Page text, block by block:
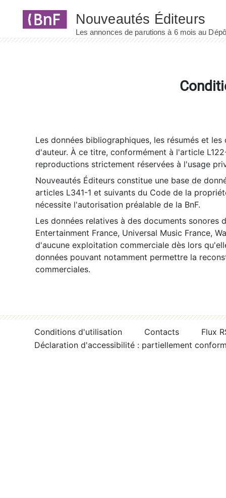
Les données bibliographiques, les résumés et
d'auteur. À ce titre, conformément à l'article
reproductions strictement réservées à l'usage
Nouveautés Éditeurs constitue une base de
articles L341-1 et suivants du Code de la
nécessite l'autorisation préalable de la BnF.
Les données relatives à des documents sonores
Entertainment France, Universal Music France,
d'aucune exploitation commerciale dès lors
données pouvant notamment permettre la
commerciales.
Conditions d'utilisation Contacts
Flux
Déclaration d'accessibilité : partiellement